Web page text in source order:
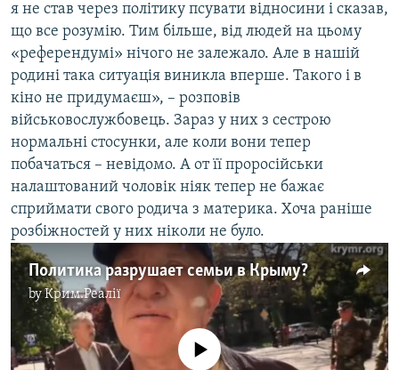
я не став через політику псувати відносини і сказав,
що все розумію. Тим більше, від людей на цьому
«референдумі» нічого не залежало. Але в нашій
родині така ситуація виникла вперше. Такого і в
кіно не придумаєш», – розповів
військовослужбовець. Зараз у них з сестрою
нормальні стосунки, але коли вони тепер
побачаться – невідомо. А от її проросійськи
налаштований чоловік ніяк тепер не бажає
сприймати свого родича з материка. Хоча раніше
розбіжностей у них ніколи не було.
Политика разрушает семьи в Крыму?
byКрим.Реалії
No media source currently available